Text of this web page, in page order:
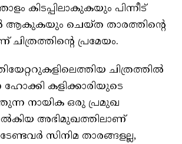
കിടപ്പിലാകുകയും പിന്നീട്
ആകുകയും ചെയ്ത താരത്തിന്റെ
ചിത്രത്തിന്റെ പ്രമേയം.
ചിത്രത്തിൽ
കളിക്കാരിയുടെ
നായിക ഒരു പ്രമുഖ
അഭിമുഖത്തിലാണ്
സിനിമ താരങ്ങളല്ല,